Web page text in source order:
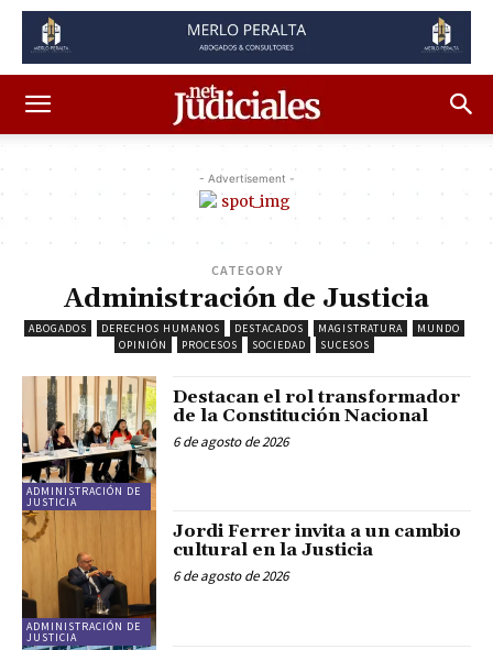
- Advertisement -
CATEGORY
Administración de Justicia
ABOGADOS DERECHOS HUMANOS DESTACADOS MAGISTRATURA
MUNDO
OPINIÓN
PROCESOS SOCIEDAD SUCESOS
ADMINISTRACIÓN DE
JUSTICIA
Destacan el rol transformador
de la Constitución Nacional
6 de agosto de 2026
ADMINISTRACIÓN DE
JUSTICIA
Jordi Ferrer invita a un cambio
cultural en la Justicia
6 de agosto de 2026